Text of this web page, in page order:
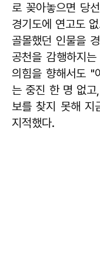
로 꽂아놓으면 당
경기도에 연고도
골몰했던 인물을
공천을 감행하지
의힘을 향해서도 "
는 중진 한 명 없
보를 찾지 못해 지
지적했다.